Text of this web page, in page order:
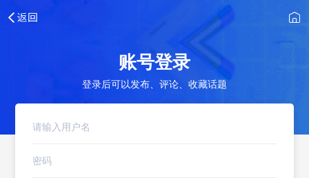
账号登录
登录后可以发布、评论、收藏话题